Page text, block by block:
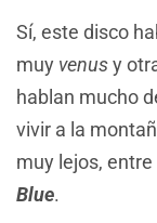
Sí, este disco
muy venusy
hablan mucho
vivir a la
muy lejos,
Blue.